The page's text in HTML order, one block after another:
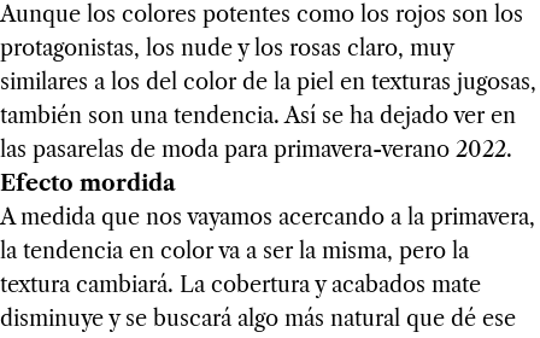
Aunque los colores potentes como los rojos son los
protagonistas, los nude y los rosas claro, muy
similares a los del color de la piel en texturas jugosas,
también son una tendencia. Así se ha dejado ver en
las pasarelas de moda para primavera-verano 2022.
Efecto mordida
A medida que nos vayamos acercando a la primavera,
la tendencia en color va a ser la misma, pero la
textura cambiará. La cobertura y acabados mate
disminuye y se buscará algo más natural que dé ese